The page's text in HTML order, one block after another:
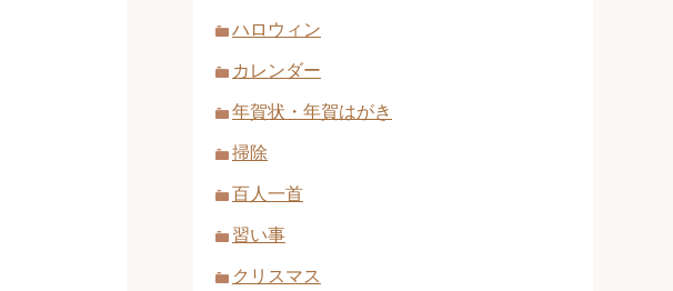
ハロウィン
カレンダー
年賀状・年賀はがき
掃除
百人一首
習い事
クリスマス